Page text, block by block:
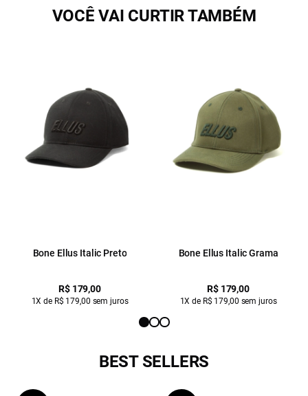
VOCÊ VAI CURTIR TAMBÉM
Bone Ellus Italic Preto
R$ 179,00
1X de R$ 179,00 sem juros
Bone Ellus Italic Grama
R$ 179,00
1X de R$ 179,00 sem juros
BEST SELLERS